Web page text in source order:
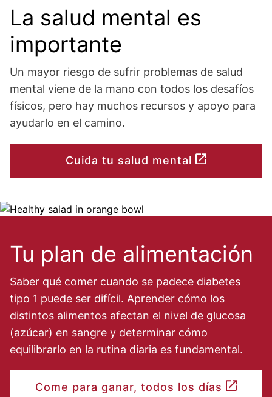
La salud mental es
importante
Un mayor riesgo de sufrir problemas de salud
mental viene de la mano con todos los desafíos
físicos, pero hay muchos recursos y apoyo para
ayudarlo en el camino.
Cuida tu salud mental
Tu plan de alimentación
Saber qué comer cuando se padece diabetes
tipo 1 puede ser difícil. Aprender cómo los
distintos alimentos afectan el nivel de glucosa
(azúcar) en sangre y determinar cómo
equilibrarlo en la rutina diaria es fundamental.
Come para ganar, todos los días
Image